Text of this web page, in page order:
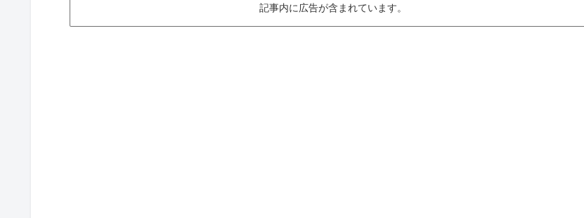
記事内に広告が含まれています。